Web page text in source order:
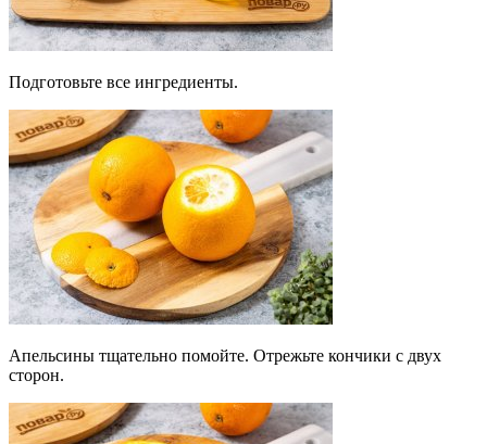
Подготовьте все ингредиенты.
Апельсины тщательно помойте. Отрежьте кончики с двух
сторон.